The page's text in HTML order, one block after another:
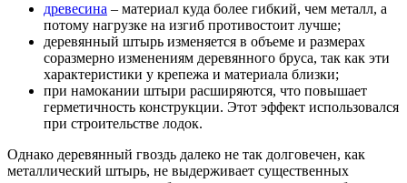
древесина – материал куда более гибкий, чем металл, а
потому нагрузке на изгиб противостоит лучше;
деревянный штырь изменяется в объеме и размерах
соразмерно изменениям деревянного бруса, так как эти
характеристики у крепежа и материала близки;
при намокании штыри расширяются, что повышает
герметичность конструкции. Этот эффект использовался
при строительстве лодок.
Однако деревянный гвоздь далеко не так долговечен, как
металлический штырь, не выдерживает существенных